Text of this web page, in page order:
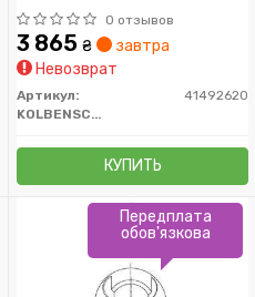
0 отзывов
3 865 ₴
завтра
Невозврат
Артикул:
41492620
KOLBENSCHMIDT
КУПИТЬ
Передплата
обов'язкова